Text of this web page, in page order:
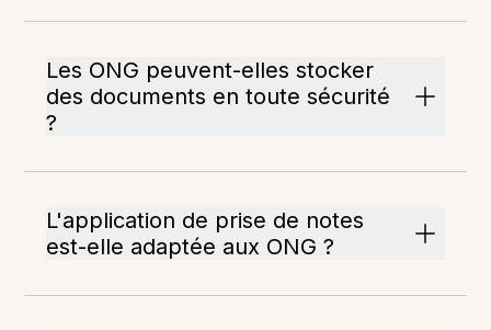
Les ONG peuvent-elles stocker
des documents en toute sécurité
?
L'application de prise de notes
est-elle adaptée aux ONG ?